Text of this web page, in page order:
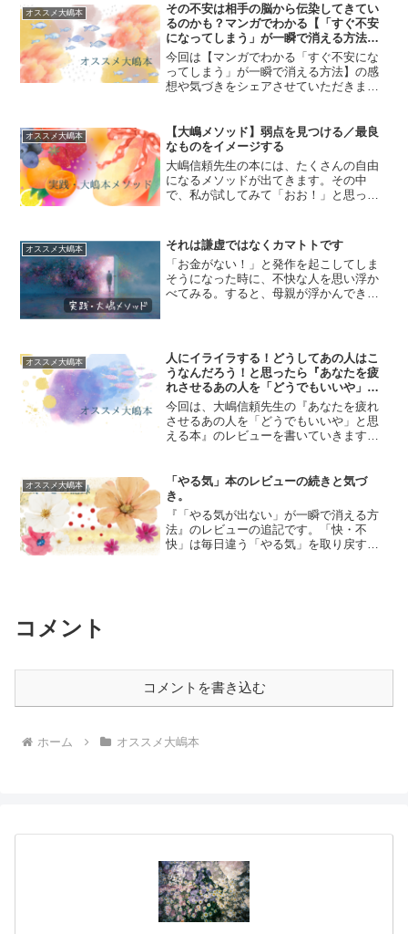
オススメ大嶋本
その不安は相手の脳から伝染してきてい
るのかも？マンガでわかる【「すぐ不安
になってしまう」が一瞬で消える方法】
レビュー
今回は【マンガでわかる「すぐ不安にな
ってしまう」が一瞬で消える方法】の感
想や気づきをシェアさせていただきま
発売された大嶋信頼先生の【「すぐ不安
になってしまう」が...
オススメ大嶋本
【大嶋メソッド】弱点を見つける／最良
なものをイメージする
大嶋信頼先生の本には、たくさんの自由
になるメソッドが出てきます。その中
で、私が試してみて「おお！」と思った
で消える方法】より、「快・不快コー
ド」のバグ撃退法の１つスネ夫...
オススメ大嶋本
それは謙虚ではなくカマトトです
「お金がない！」と発作を起こしてしま
そうになった時に、不快な人を思い浮か
べてみる。すると、母親が浮かんできた
と母親にお金をもらうの...
オススメ大嶋本
人にイライラする！どうしてあの人はこ
うなんだろう！と思ったら『あなたを疲
れさせるあの人を「どうでもいいや」と
思えるようになる本』レビュー
今回は、大嶋信頼先生の『あなたを疲れ
させるあの人を「どうでもいいや」と思
える本』のレビューを書いていきます！
あなたが「ま、いっか」と思える本』に
加筆・修正された本で...
オススメ大嶋本
「やる気」本のレビューの続きと気づ
き。
『「やる気が出ない」が一瞬で消える方
法』のレビューの追記です。「快・不
快」は毎日違う「やる気」を取り戻す
コメント
コメントを書き込む
ホーム オススメ大嶋本